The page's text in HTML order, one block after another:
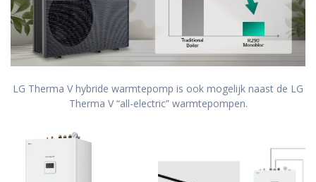
LG Therma V hybride warmtepomp is ook mogelijk naast de LG
Therma V “all-electric” warmtepompen.